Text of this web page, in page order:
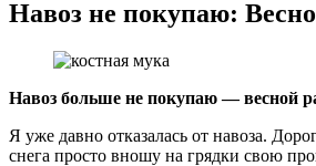
Навоз не покупаю:
Навоз больше не покупаю — весной
Я уже давно отказалась от навоза.
снега просто вношу на грядки свою